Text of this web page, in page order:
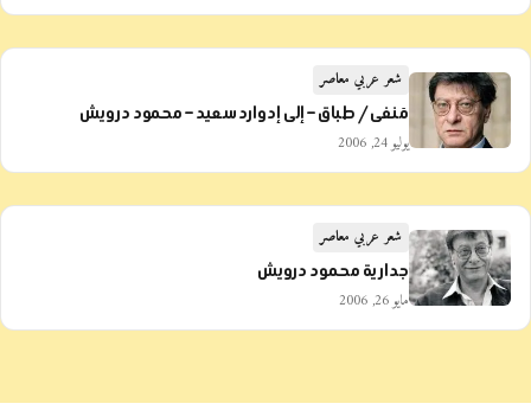
شعر عربي معاصر
مَنفى / طباق – إلى إدوارد سعيد – محمود درويش
يوليو 24, 2006
شعر عربي معاصر
جدارية محمود درويش
مايو 26, 2006